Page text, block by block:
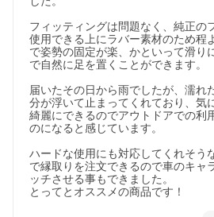
・BLACK TONE
組数
本体5枚(運転席・助手席・二列目3枚)
トランク1枚〜4枚(※仕様により異なる
ブラック
ロック糸（オプション色）
ブラック/ダークグレー/グレー/シルバ
ージュ/モスグリーン/ネイビー/ブルー/
ン/キャメル/ゴールド
素材
オリジナルラバー
フィッティングは問題なく、純正の
使用できる上にラバー素材のため程
で姿勢の固定が楽、かといって滑り
で自然に足を置くことができます。
届いたその日から雨でしたが、濡れ
分が浮いて止まってくれており、気
綺麗にできるのでアウトドアでの利
のになると感じています。
ハードな使用にも対応してくれそう
で縁取りを注文できるので車のキャ
ッチさせる事もできました。
とってとオススメの商品です！